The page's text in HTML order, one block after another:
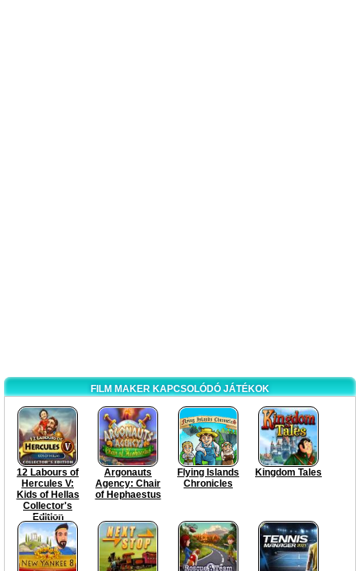
FILM MAKER KAPCSOLÓDÓ JÁTÉKOK
12 Labours of
Hercules V:
Kids of Hellas
Collector's
Edition
Argonauts
Agency: Chair
of Hephaestus
Flying Islands
Chronicles
Kingdom Tales